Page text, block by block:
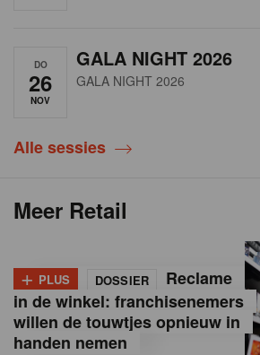
DO
26
NOV
GALA NIGHT 2026
GALA NIGHT 2026
Alle sessies
Meer Retail
+ PLUS DOSSIER
Reclame
in de winkel: franchisenemers
willen de touwtjes opnieuw in
handen nemen